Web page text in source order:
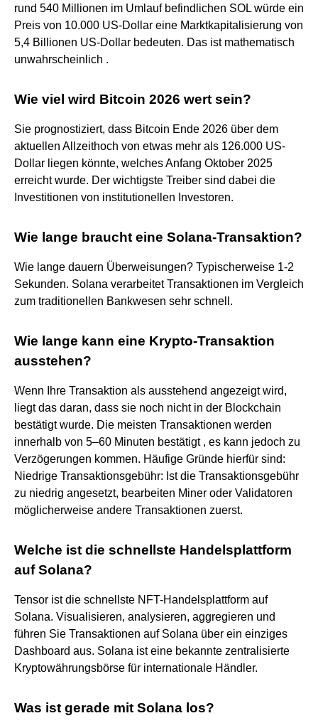
rund 540 Millionen im Umlauf befindlichen SOL würde ein
Preis von 10.000 US-Dollar eine Marktkapitalisierung von
5,4 Billionen US-Dollar bedeuten. Das ist mathematisch
unwahrscheinlich .
Wie viel wird Bitcoin 2026 wert sein?
Sie prognostiziert, dass Bitcoin Ende 2026 über dem
aktuellen Allzeithoch von etwas mehr als 126.000 US-
Dollar liegen könnte, welches Anfang Oktober 2025
erreicht wurde. Der wichtigste Treiber sind dabei die
Investitionen von institutionellen Investoren.
Wie lange braucht eine Solana-Transaktion?
Wie lange dauern Überweisungen? Typischerweise 1-2
Sekunden. Solana verarbeitet Transaktionen im Vergleich
zum traditionellen Bankwesen sehr schnell.
Wie lange kann eine Krypto-Transaktion
ausstehen?
Wenn Ihre Transaktion als ausstehend angezeigt wird,
liegt das daran, dass sie noch nicht in der Blockchain
bestätigt wurde. Die meisten Transaktionen werden
innerhalb von 5–60 Minuten bestätigt , es kann jedoch zu
Verzögerungen kommen. Häufige Gründe hierfür sind:
Niedrige Transaktionsgebühr: Ist die Transaktionsgebühr
zu niedrig angesetzt, bearbeiten Miner oder Validatoren
möglicherweise andere Transaktionen zuerst.
Welche ist die schnellste Handelsplattform
auf Solana?
Tensor ist die schnellste NFT-Handelsplattform auf
Solana. Visualisieren, analysieren, aggregieren und
führen Sie Transaktionen auf Solana über ein einziges
Dashboard aus. Solana ist eine bekannte zentralisierte
Kryptowährungsbörse für internationale Händler.
Was ist gerade mit Solana los?